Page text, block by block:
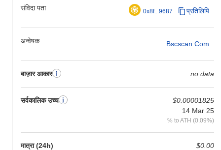
संविदा पता 0x8f...9687 प्रतिलिपि
अन्वेषक Bscscan.com
बाज़ार आकार no data
सर्वकालिक उच्च
$0.00001825
14 Mar 25
% to ATH (0.09%)
मात्रा (24h) $0.00